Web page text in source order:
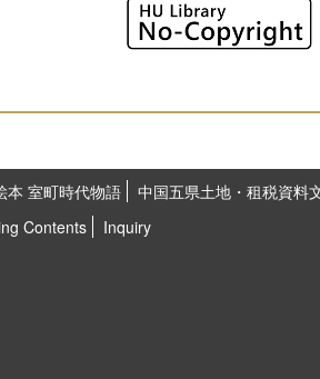
本 室町時代物語
中国五県土地・租税資料
Contents
Inquiry